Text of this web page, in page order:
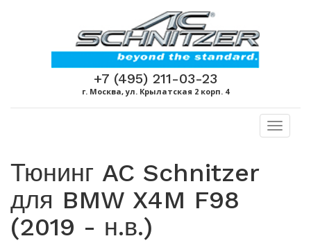
+7 (495) 211-03-23
г. Москва, ул. Крылатская 2 корп. 4
Toggle
Тюнинг AC Schnitzer
для BMW X4M F98
(2019 - н.в.)